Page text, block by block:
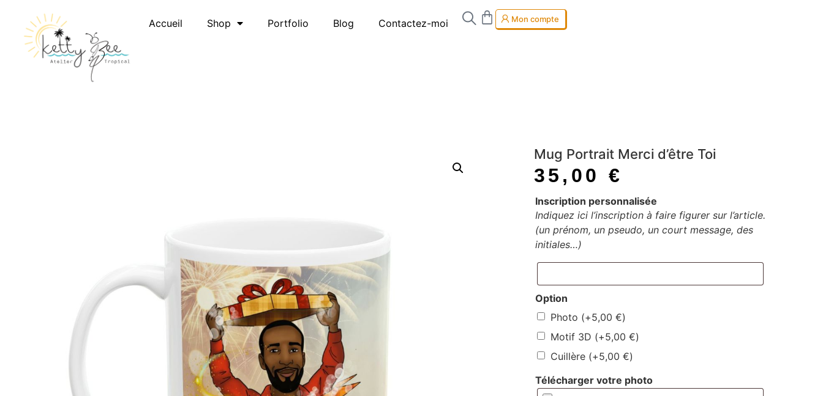
Accueil Shop Portfolio Blog Contactez-moi Mon compte
Mug Portrait Merci d’être Toi
35,00€
Inscription personnalisée
Indiquez ici l’inscription à faire figurer sur l’article.
(un prénom, un pseudo, un court message, des
initiales…)
Option
Photo (+5,00 €)
Motif 3D (+5,00 €)
Cuillère (+5,00 €)
Télécharger votre photo